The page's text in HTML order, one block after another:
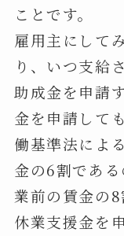
ことです。
雇用主にして
り、いつ支給
助成金を申請
金を申請して
働基準法によ
金の6割であ
業前の賃金の
休業支援金を